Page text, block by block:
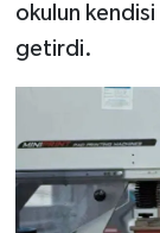
okulun
getirdi.